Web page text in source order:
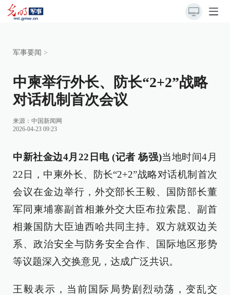
军事要闻 >
中柬举行外长、防长“2+2”战略
对话机制首次会议
来源： 中国新闻网
2026-04-23 09:23
中新社金边4月22日电 (记者 杨强)当地时间4月
22日，中柬外长、防长“2+2”战略对话机制首次
会议在金边举行，外交部长王毅、国防部长董
军同柬埔寨副首相兼外交大臣布拉索昆、副首
相兼国防大臣迪西哈共同主持。双方就双边关
系、政治安全与防务安全合作、国际地区形势
等议题深入交换意见，达成广泛共识。
王毅表示，当前国际局势剧烈动荡，变乱交